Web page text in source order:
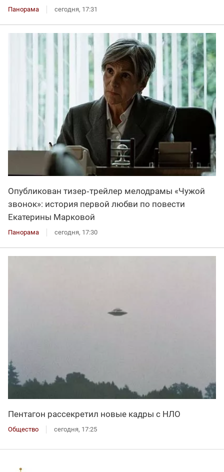
Панорама сегодня, 17:31
Опубликован тизер‑трейлер мелодрамы «Чужой
звонок»: история первой любви по повести
Екатерины Марковой
Панорама сегодня, 17:30
Пентагон рассекретил новые кадры с НЛО
Общество сегодня, 17:25